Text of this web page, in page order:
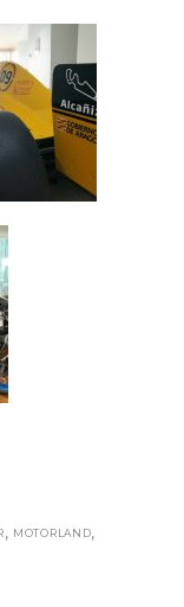
, MOTORLAND,